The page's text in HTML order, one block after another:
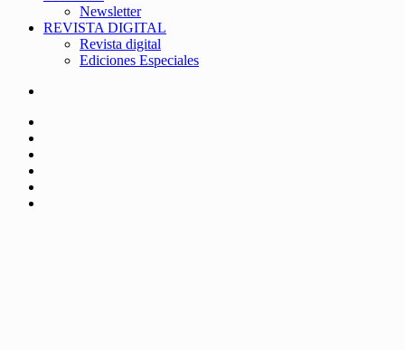
Newsletter
REVISTA DIGITAL
Revista digital
Ediciones Especiales